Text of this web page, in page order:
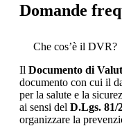
Domande
Che cos’è il DVR?
Il Documento di
documento con cui il
per la salute e la
ai sensi del D.Lgs. 81/
organizzare la